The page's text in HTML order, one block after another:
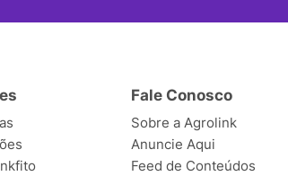
Fale Conosco
Sobre a Agrolink
Anuncie Aqui
Feed de Conteúdos